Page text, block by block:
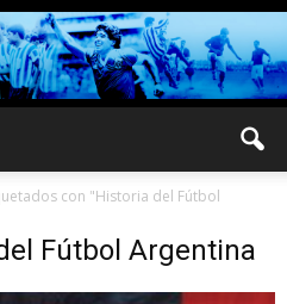
con "Historia del Fútbol
Fútbol Argentina